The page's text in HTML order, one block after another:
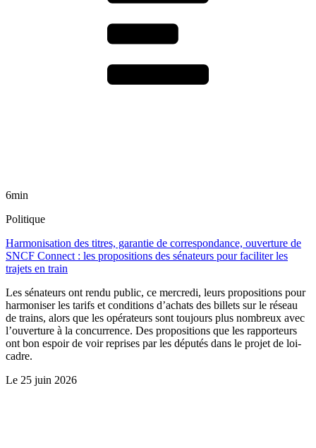
6min
Politique
Harmonisation des titres, garantie de correspondance, ouverture de
SNCF Connect : les propositions des sénateurs pour faciliter les
trajets en train
Les sénateurs ont rendu public, ce mercredi, leurs propositions pour
harmoniser les tarifs et conditions d’achats des billets sur le réseau
de trains, alors que les opérateurs sont toujours plus nombreux avec
l’ouverture à la concurrence. Des propositions que les rapporteurs
ont bon espoir de voir reprises par les députés dans le projet de loi-
cadre.
Le 25 juin 2026